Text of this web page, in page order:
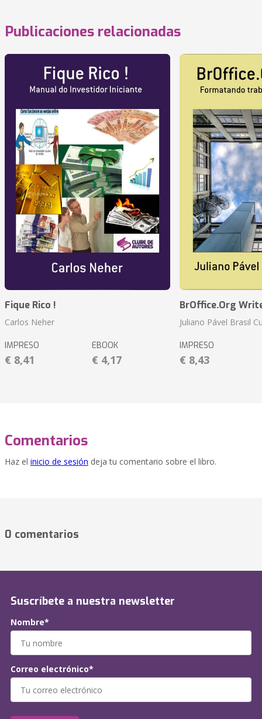
Publicaciones relacionadas
Fique Rico !
Carlos Neher
IMPRESO
€ 8,41
EBOOK
€ 4,17
BrOffice.Org
Juliano Pável Brasil
IMPRESO
€ 8,43
Comentarios
Haz el inicio de sesión deja tu comentario sobre el libro.
0 comentarios
Suscríbete a nuestra newsletter
Nombre*
Correo electrónico*